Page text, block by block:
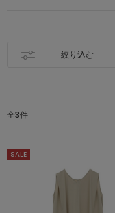
新着商品
PRE ORDER
絞り込む
全3件
SALE